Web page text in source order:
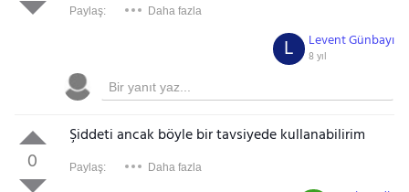
Paylaş: Daha fazla
Levent Günbayı
8 yıl
L
0
Şiddeti ancak böyle bir tavsiyede kullanabilirim
Paylaş: Daha fazla